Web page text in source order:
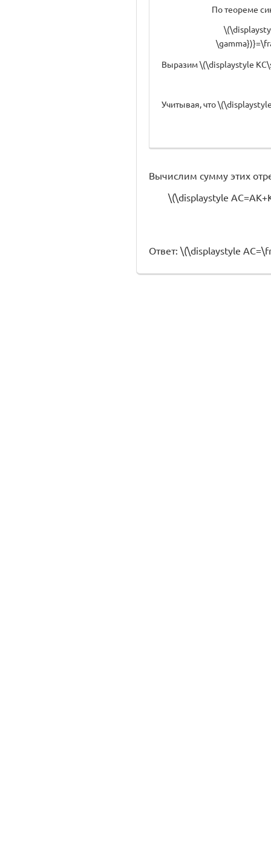
По теореме
Выразим \(\displaystyle
Учитывая, что
Вычислим сумму этих
\(\displaystyle
Ответ: \(\displaystyle